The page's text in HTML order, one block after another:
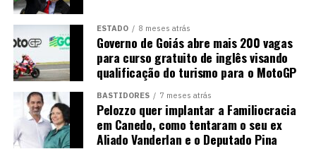
ESTADO 8 meses atrás
Governo de Goiás abre mais 200 vagas
para curso gratuito de inglês visando
qualificação do turismo para o MotoGP
BASTIDORES 7 meses atrás
Pelozzo quer implantar a Familiocracia
em Canedo, como tentaram o seu ex
Aliado Vanderlan e o Deputado Pina